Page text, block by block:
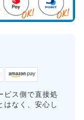
ビス側で直接処
はなく、安心し